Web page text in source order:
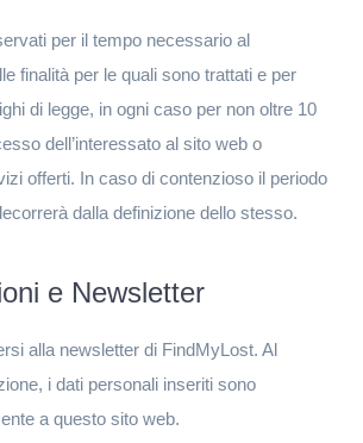
per il tempo necessario al
finalità per le quali sono trattati e per
di legge, in ogni caso per non oltre 10
dell’interessato al sito web o
offerti. In caso di contenzioso il periodo
dalla definizione dello stesso.
e Newsletter
alla newsletter di FindMyLost. Al
i dati personali inseriti sono
a questo sito web.